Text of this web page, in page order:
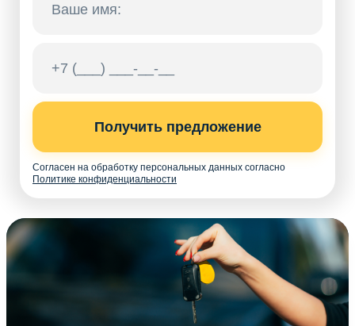
Получить предложение
Согласен на обработку персональных данных согласно
Политике конфиденциальности